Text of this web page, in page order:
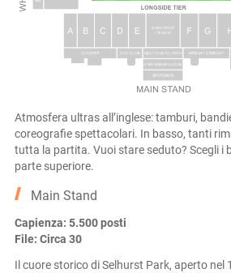
Atmosfera ultras all’inglese: tamburi,
coreografie spettacolari. In basso, tanti
tutta la partita. Vuoi stare seduto? Scegli i
parte superiore.
Main Stand
Capienza: 5.500 posti
File: Circa 30
Il cuore storico di Selhurst Park, aperto nel